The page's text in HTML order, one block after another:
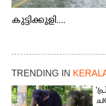
കുട്ടിക്കുളി....
TRENDING IN